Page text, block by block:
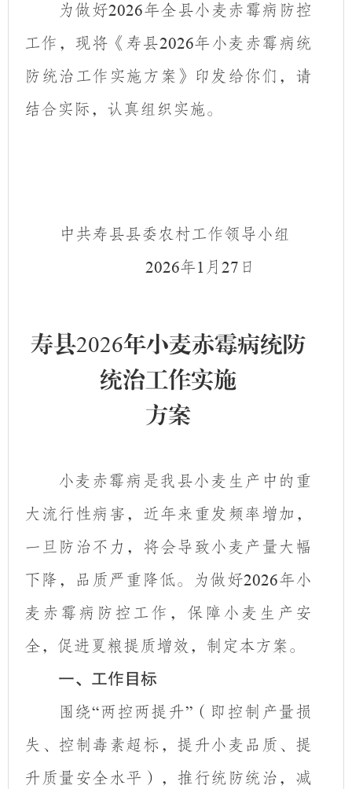
为做好2026年全县小麦赤霉病防控
工作，现将《寿县2026年小麦赤霉病统
防统治工作实施方案》印发给你们，请
结合实际，认真组织实施。
中共寿县县委农村工作领导小组
2026年1 月 27 日
寿县2026年小麦赤霉病统防
统治工作实施
方案
小麦赤霉病是我县小麦生产中的重
大流行性病害 ， 近年来重发频率增加，
一旦防治不力 ，将会导致小麦产量大幅
下降，品质严重降低。为做好2026年小
麦赤霉病防控工作，保障小麦生产安
全，促进夏粮提质增效，制定本方案。
一、工作目标
围绕“两控两提升”（即控制产量损
失、控制毒素超标，提升小麦品质、提
升质量安全水平），推行统防统治，减